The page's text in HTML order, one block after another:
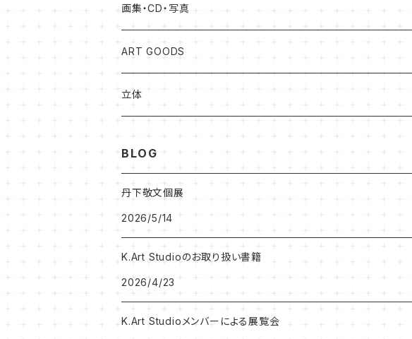
松本健士作品
森 大地作品
足立ゆかり作品
岡山知憲CD
画集・CD・写真
岡山知憲
加藤松雄
BRETT WESTFALL&KATO K
ART GOODS
立体
BLOG
丹下敬文個展
2026/5/14
K.Art Studioのお取り扱い書籍
2026/4/23
K.Art Studioメンバーによる展覧会